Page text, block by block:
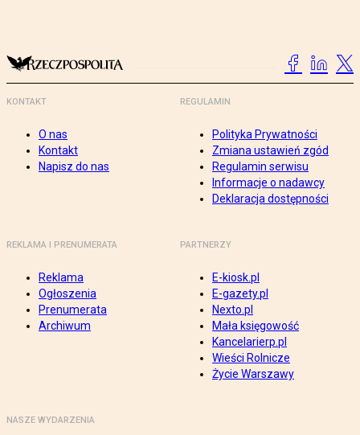
KONTAKT
O nas
Kontakt
Napisz do nas
REGULAMIN
Polityka Prywatności
Zmiana ustawień zgód
Regulamin serwisu
Informacje o nadawcy
Deklaracja dostępności
REKLAMA I PRENUMERATA
Reklama
Ogłoszenia
Prenumerata
Archiwum
PARTNERZY
E-kiosk.pl
E-gazety.pl
Nexto.pl
Mała księgowość
Kancelarierp.pl
Wieści Rolnicze
Życie Warszawy
NASZE WYDARZENIA